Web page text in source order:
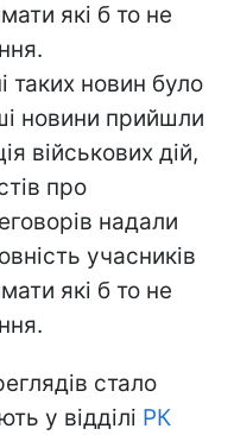
які б то не
новин було
новини прийшли
військових дій,
про
надали
учасників
які б то не
стало
у відділі РК